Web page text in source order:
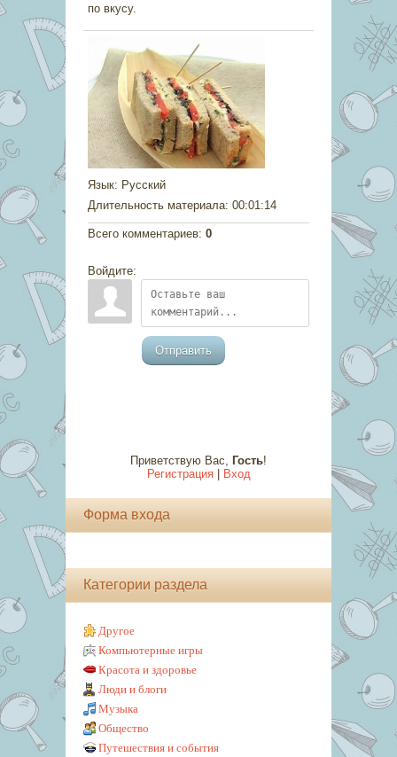
по вкусу.
Язык: Русский
Длительность материала: 00:01:14
Всего комментариев: 0
Войдите:
Отправить
Приветствую Вас, Гость!
Регистрация| Вход
Форма входа
Категории раздела
Другое
Компьютерные игры
Красота и здоровье
Люди и блоги
Музыка
Общество
Путешествия и события